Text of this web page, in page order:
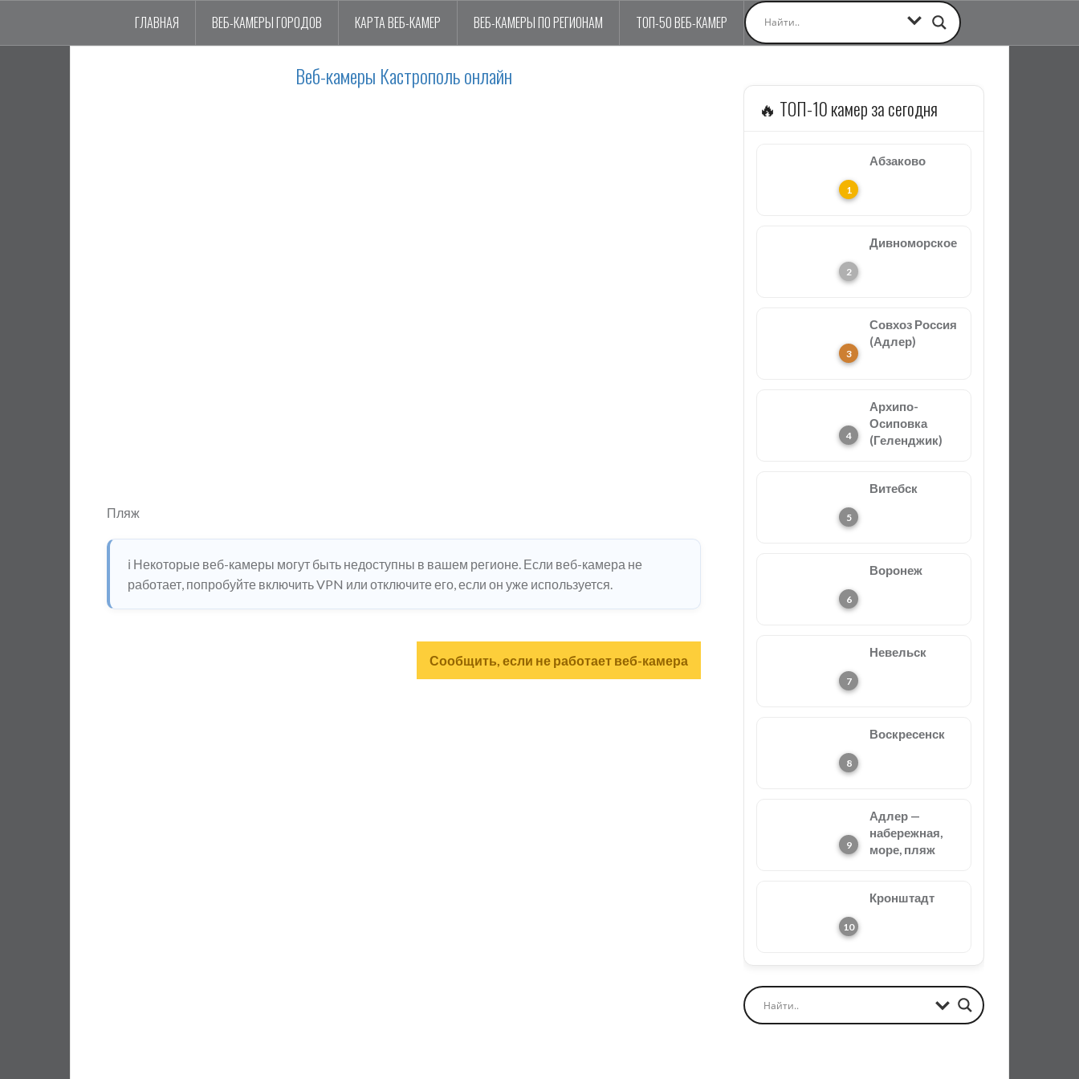
ГЛАВНАЯ ВЕБ-КАМЕРЫ ГОРОДОВ КАРТА ВЕБ-КАМЕР ВЕБ-КАМЕРЫ ПО РЕГИОНАМ ТОП-50 ВЕБ-КАМЕР
Веб-камеры Кастрополь онлайн
Пляж
ℹ️ Некоторые веб-камеры могут быть недоступны в вашем регионе. Если веб-камера не
работает, попробуйте включить VPN или отключите его, если он уже используется.
Сообщить, если не работает веб-камера
🔥 ТОП-10 камер за сегодня
Абзаково
Дивноморское
Совхоз Россия
(Адлер)
Архипо-
Осиповка
(Геленджик)
Витебск
Воронеж
Невельск
Воскресенск
Адлер —
набережная,
море, пляж
Кронштадт